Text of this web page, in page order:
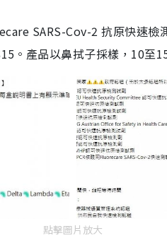
SARS-Cov-2 抗原快速檢
。產品以鼻拭子採樣，10至
點擊圖片放大